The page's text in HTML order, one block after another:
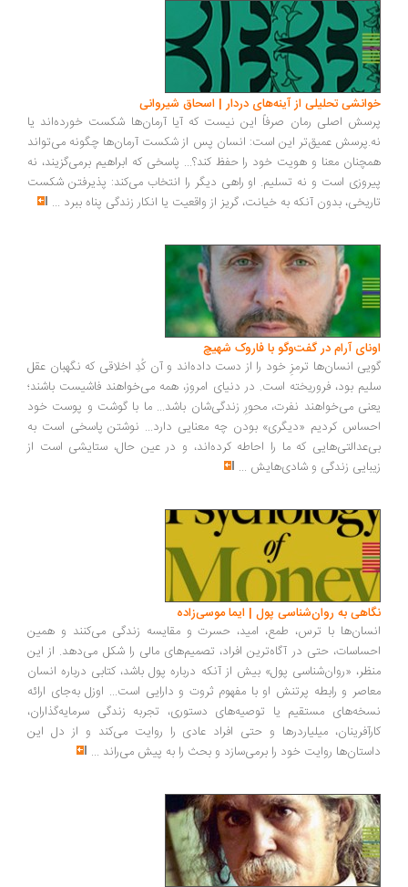
تحلیلی از آینه‌های دردار | اسحاق شیروانی
اصلی رمان صرفاً این نیست که آیا آرمان‌ها شکست خورده‌اند یا
عمیق‌تر این است: انسان پس از شکست آرمان‌ها چگونه می‌تواند
معنا و هویت خود را حفظ کند؟... پاسخی که ابراهیم برمی‌گزیند، نه
است و نه تسلیم. او راهی دیگر را انتخاب می‌کند: پذیرفتن شکست
بدون آنکه به خیانت، گریز از واقعیت یا انکار زندگی پناه ببرد...
آرام در گفت‌وگو با فاروک شهیچ‭
انسان‌ها ترمزِ خود را از دست داده‌اند و آن کُدِ اخلاقی که نگهبان عقل
بود، فروریخته است. در دنیای امروز، همه می‌خواهند فاشیست باشند؛
می‌خواهند نفرت، محورِ زندگی‌شان باشد... ما با گوشت و پوست خود
کردیم «دیگری» بودن چه معنایی دارد... نوشتن پاسخی است به
که ما را احاطه کرده‌اند، و در عین حال، ستایشی است از
زندگی و شادی‌هایش...
به روان‌شناسی پول | ایما موسی‌زاده
با ترس، طمع، امید، حسرت و مقایسه زندگی می‌کنند و همین
حتی در آگاه‌ترین افراد، تصمیم‌های مالی را شکل می‌دهد. از این
«روان‌شناسی پول» بیش از آنکه درباره پول باشد، کتابی درباره انسان
و رابطه پرتنش او با مفهوم ثروت و دارایی است... اوزل به‌جای ارائه
مستقیم یا توصیه‌های دستوری، تجربه زندگی سرمایه‌گذاران،
میلیاردرها و حتی افراد عادی را روایت می‌کند و از دل این
روایت خود را برمی‌سازد و بحث را به پیش می‌راند ...